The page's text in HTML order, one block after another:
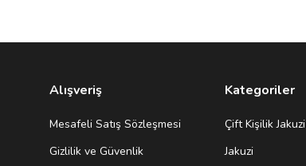
Alışveriş
Mesafeli Satış Sözleşmesi
Gizlilik ve Güvenlik
Kategoriler
Çift Kişilik Jakuzi
Jakuzi